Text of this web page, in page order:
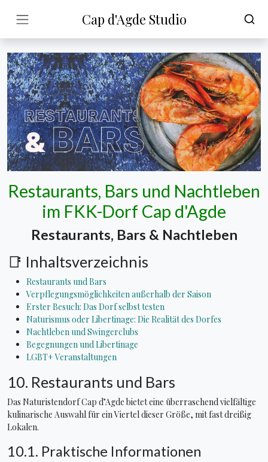
Cap d'Agde Studio
Restaurants, Bars und Nachtleben
im FKK-Dorf Cap d'Agde
Restaurants, Bars & Nachtleben
📑 Inhaltsverzeichnis
Restaurants und Bars
Verpflegungsmöglichkeiten außerhalb der Saison
Erster Besuch: Das Dorf selbst testen
Naturismus oder Libertinage: Die Realität des Dorfes
Nachtleben und Swingerclubs
Begegnungen und Libertinage
LGBT+ Veranstaltungen
10. Restaurants und Bars
Das Naturistendorf Cap d’Agde bietet eine überraschend vielfältige
kulinarische Auswahl für ein Viertel dieser Größe, mit fast dreißig
Lokalen.
10.1. Praktische Informationen